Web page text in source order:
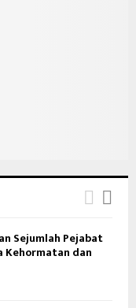
Sejumlah Pejabat
Kehormatan dan